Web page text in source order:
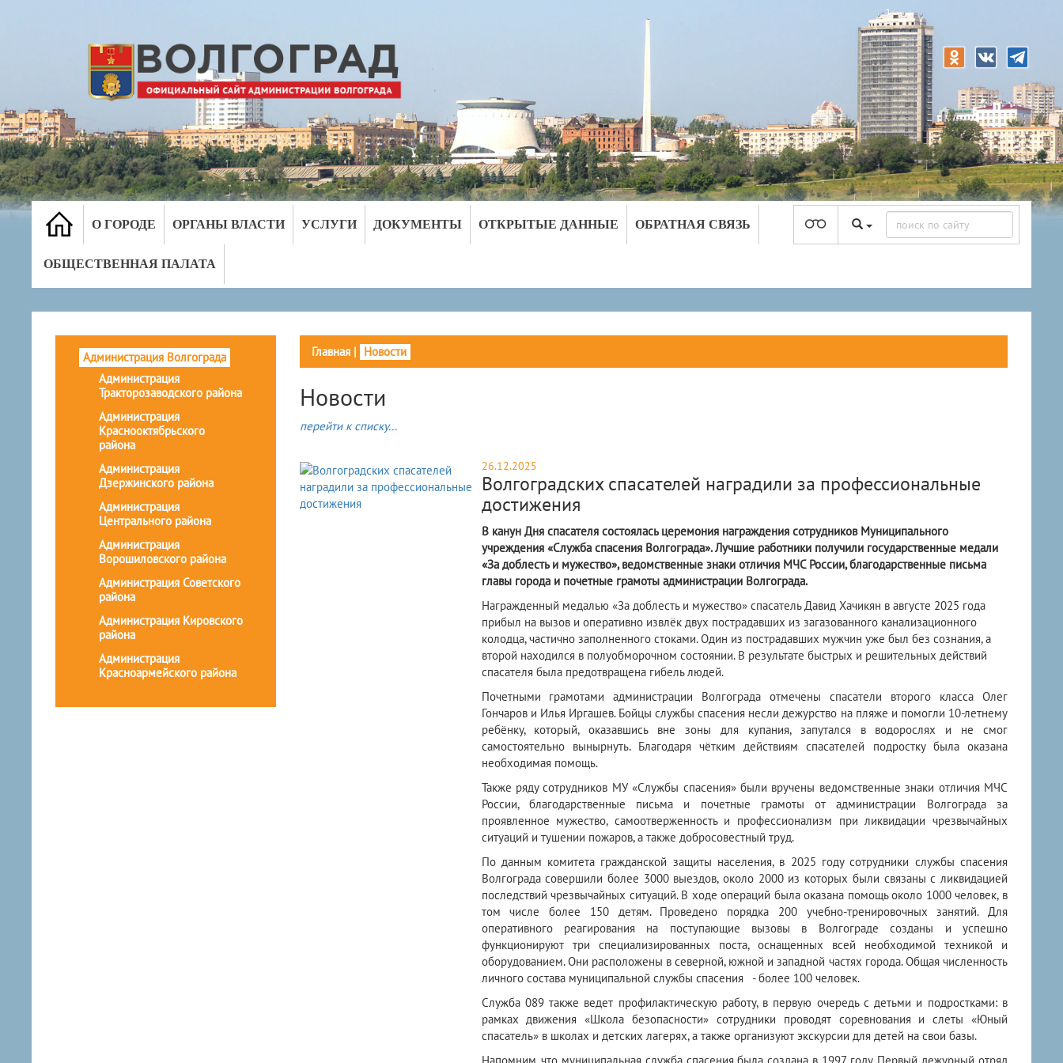
О ГОРОДЕ ОРГАНЫ ВЛАСТИ УСЛУГИ ДОКУМЕНТЫ ОТКРЫТЫЕ ДАННЫЕ ОБРАТНАЯ СВЯЗЬ
ОБЩЕСТВЕННАЯ ПАЛАТА
Администрация Волгограда
Администрация
Тракторозаводского района
Администрация
Краснооктябрьского
района
Администрация
Дзержинского района
Администрация
Центрального района
Администрация
Ворошиловского района
Администрация Советского
района
Администрация Кировского
района
Администрация
Красноармейского района
Главная| Новости
Новости
перейти к списку...
26.12.2025
Волгоградских спасателей наградили за профессиональные
достижения
В канун Дня спасателя состоялась церемония награждения сотрудников Муниципального
учреждения «Служба спасения Волгограда». Лучшие работники получили государственные медали
«За доблесть и мужество», ведомственные знаки отличия МЧС России, благодарственные письма
главы города и почетные грамоты администрации Волгограда.
Награжденный медалью «За доблесть и мужество» спасатель Давид Хачикян в августе 2025 года
прибыл на вызов и оперативно извлёк двух пострадавших из загазованного канализационного
колодца, частично заполненного стоками. Один из пострадавших мужчин уже был без сознания, а
второй находился в полуобморочном состоянии. В результате быстрых и решительных действий
спасателя была предотвращена гибель людей.
Почетными грамотами администрации Волгограда отмечены спасатели второго класса Олег
Гончаров и Илья Иргашев. Бойцы службы спасения несли дежурство на пляже и помогли 10-летнему
ребёнку, который, оказавшись вне зоны для купания, запутался в водорослях и не смог
самостоятельно вынырнуть. Благодаря чётким действиям спасателей подростку была оказана
необходимая помощь.
Также ряду сотрудников МУ «Службы спасения» были вручены ведомственные знаки отличия МЧС
России, благодарственные письма и почетные грамоты от администрации Волгограда за
проявленное мужество, самоотверженность и профессионализм при ликвидации чрезвычайных
ситуаций и тушении пожаров, а также добросовестный труд.
По данным комитета гражданской защиты населения, в 2025 году сотрудники службы спасения
Волгограда совершили более 3000 выездов, около 2000 из которых были связаны с ликвидацией
последствий чрезвычайных ситуаций. В ходе операций была оказана помощь около 1000 человек, в
том числе более 150 детям. Проведено порядка 200 учебно-тренировочных занятий. Для
оперативного реагирования на поступающие вызовы в Волгограде созданы и успешно
функционируют три специализированных поста, оснащенных всей необходимой техникой и
оборудованием. Они расположены в северной, южной и западной частях города. Общая численность
личного состава муниципальной службы спасения - более 100 человек.
Служба 089 также ведет профилактическую работу, в первую очередь с детьми и подростками: в
рамках движения «Школа безопасности» сотрудники проводят соревнования и слеты «Юный
спасатель» в школах и детских лагерях, а также организуют экскурсии для детей на свои базы.